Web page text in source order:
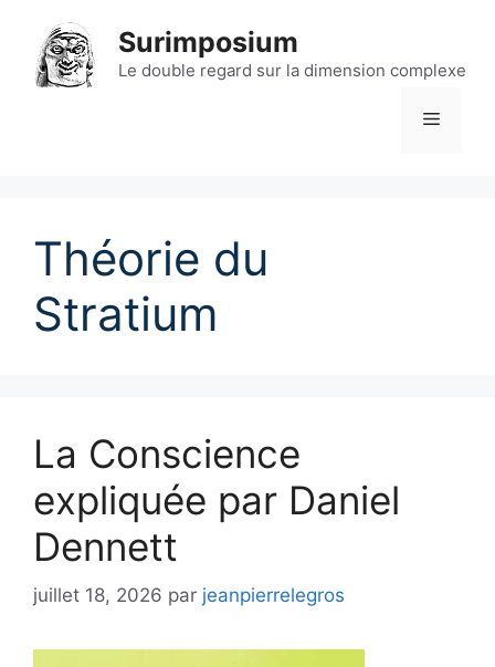
contenu
Surimposium
Le double regard sur la dimension complexe
Menu
Théorie du
Stratium
La Conscience
expliquée par Daniel
Dennett
juillet 18, 2026 par jeanpierrelegros